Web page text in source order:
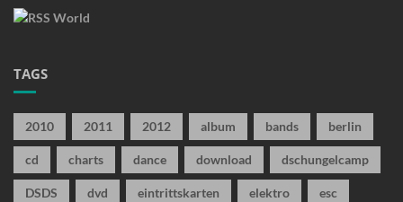
TAGS
2010 2011 2012 album bands berlin
cd charts dance download dschungelcamp
DSDS dvd eintrittskarten elektro esc